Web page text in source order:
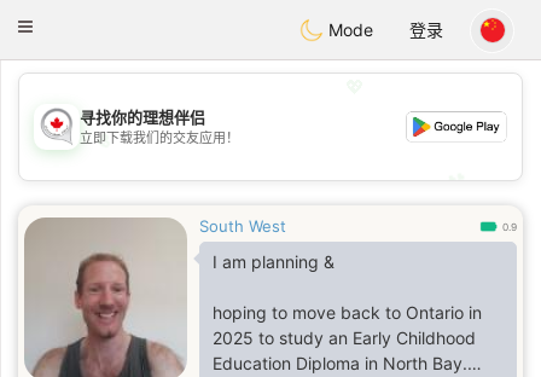
CANADIANchat
Toggle
Mode 登录
💖
💕
寻找你的理想伴侣
立即下载我们的交友应用！
South West 0.9
I am planning &
hoping to move back to Ontario in
2025 to study an Early Childhood
Education Diploma in North Bay.